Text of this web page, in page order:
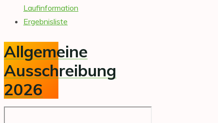
Laufinformation
Ergebnisliste
Allgemeine
Ausschreibung
2026